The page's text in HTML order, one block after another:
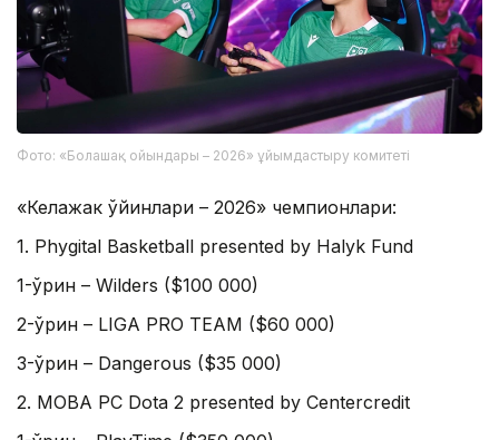
Фото: «Болашақ ойындары – 2026» ұйымдастыру комитеті
«Келажак ўйинлари – 2026» чемпионлари:
1. Phygital Basketball presented by Halyk Fund
1-ўрин – Wilders ($100 000)
2-ўрин – LIGA PRO TEAM ($60 000)
3-ўрин – Dangerous ($35 000)
2. MOBA PC Dota 2 presented by Centercredit